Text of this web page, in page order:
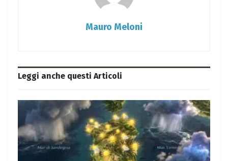
Mauro Meloni
Leggi anche questi Articoli